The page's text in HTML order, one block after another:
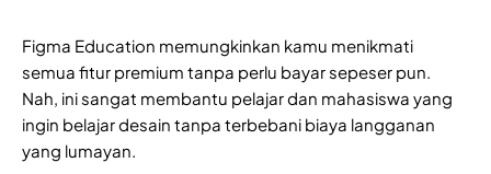
Figma Education memungkinkan kamu menikmati
semua fitur premium tanpa perlu bayar sepeser pun.
Nah, ini sangat membantu pelajar dan mahasiswa yang
ingin belajar desain tanpa terbebani biaya langganan
yang lumayan.